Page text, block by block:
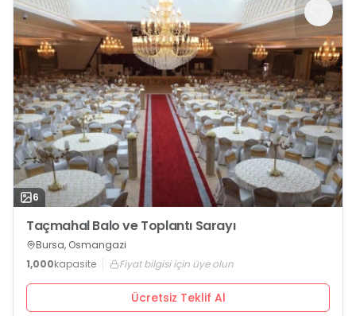
6
Taçmahal Balo ve Toplantı Sarayı
Bursa, Osmangazi
1,000kapasite Fiyat bilgisi için üye olun
Ücretsiz Teklif Al